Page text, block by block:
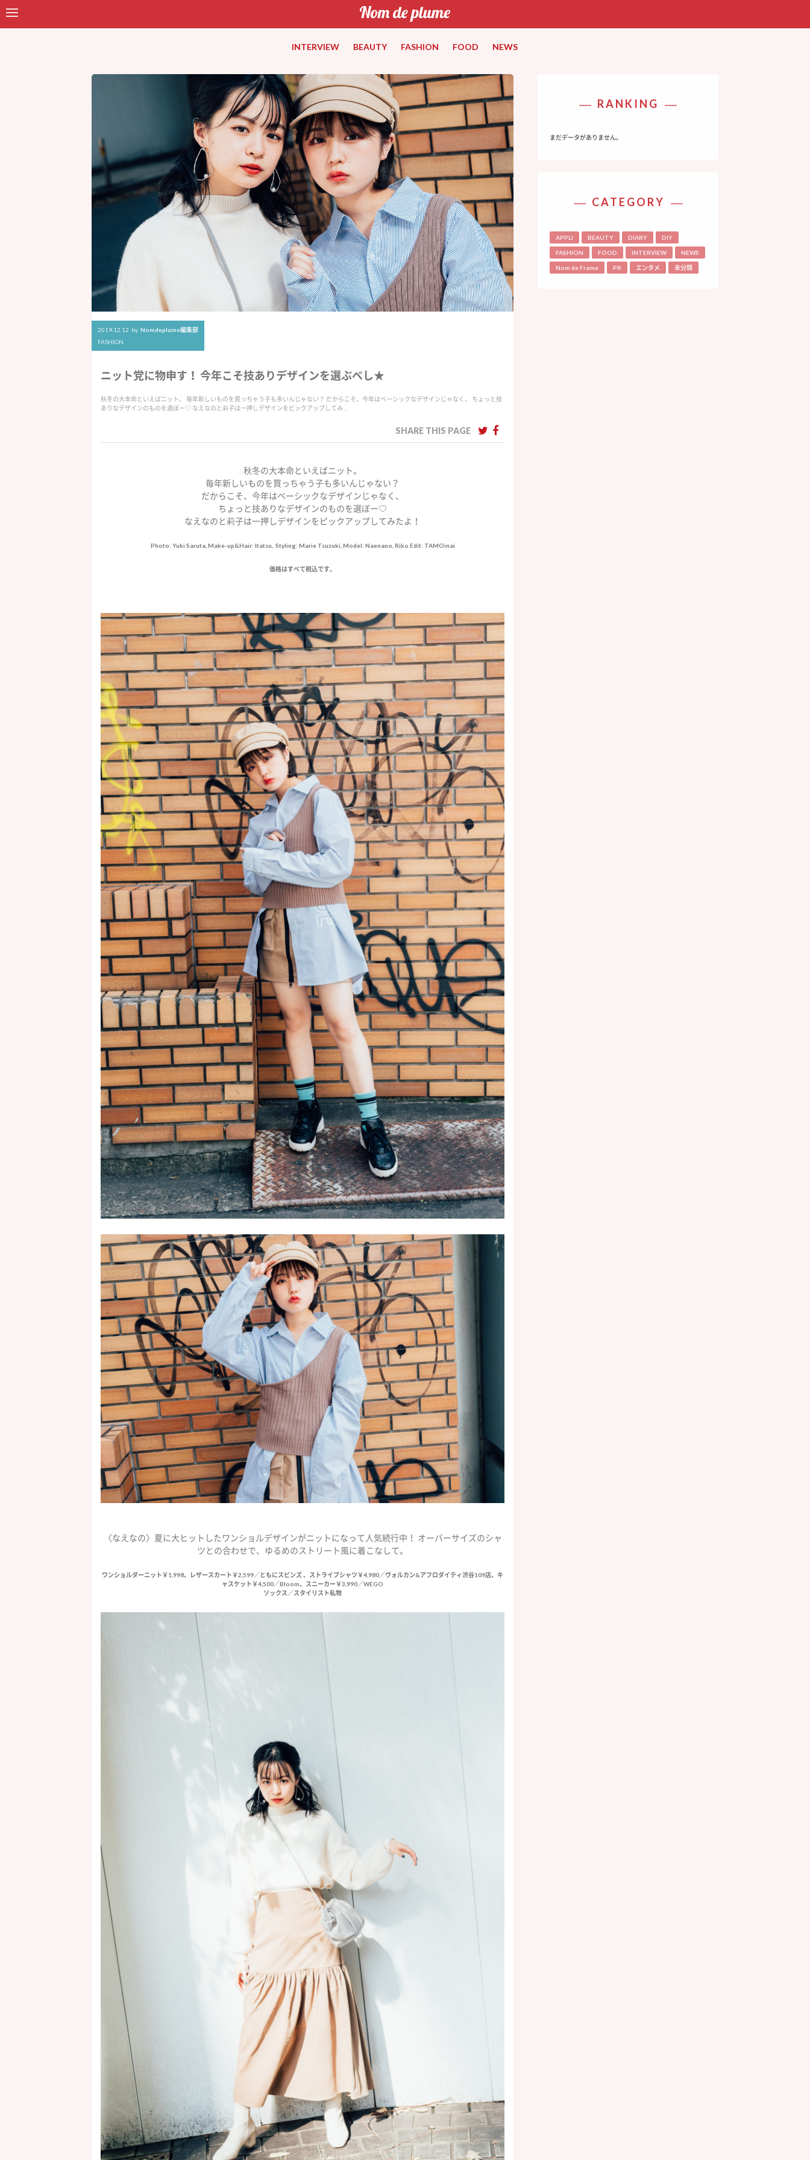
INTERVIEW BEAUTY FASHION FOOD NEWS
2019.12.12 by Nomdeplume編集部
FASHION
ニット党に物申す！ 今年こそ技ありデザインを選ぶべし★
秋冬の大本命といえばニット。 毎年新しいものを買っちゃう子も多いんじゃない？ だからこそ、今年はベーシックなデザインじゃなく、 ちょっと技
ありなデザインのものを選ぼー♡ なえなのと莉子は一押しデザインをピックアップしてみ…
SHARE THIS PAGE
秋冬の大本命といえばニット。
毎年新しいものを買っちゃう子も多いんじゃない？
だからこそ、今年はベーシックなデザインじゃなく、
ちょっと技ありなデザインのものを選ぼー♡
なえなのと莉子は一押しデザインをピックアップしてみたよ！
Photo: Yuki Saruta, Make-up&Hair: Itatsu, Styling: Marie Tsuzuki, Model: Naenano, Riko Edit: TAMOinai
価格はすべて税込です。
〈なえなの〉夏に大ヒットしたワンショルデザインがニットになって人気続行中！ オーバーサイズのシャ
ツとの合わせで、ゆるめのストリート風に着こなして。
ワンショルダーニット￥1,998、レザースカート￥2,599／ともにスピンズ 、ストライプシャツ￥4,980／ヴォルカン&アフロダイティ渋谷109店、キ
ャスケット￥4,500／Bloom、スニーカー￥3,990／WEGO
ソックス／スタイリスト私物
RANKING
まだデータがありません。
CATEGORY
APPLI BEAUTY DIARY DIY
FASHION FOOD INTERVIEW NEWS
Nom de Frame PR エンタメ 未分類